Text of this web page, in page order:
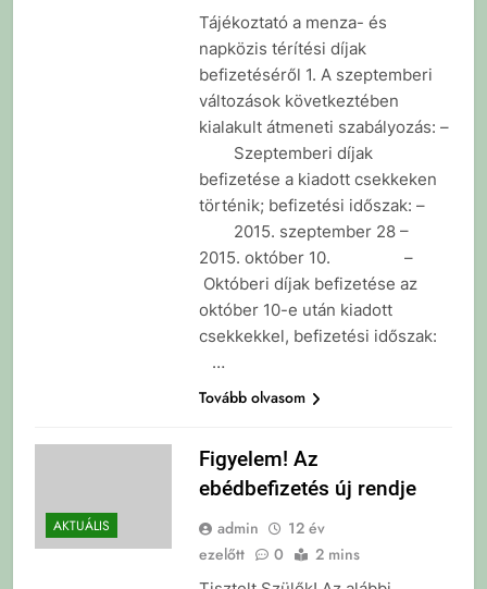
Tájékoztató a menza- és
napközis térítési díjak
befizetéséről 1. A szeptemberi
változások következtében
kialakult átmeneti szabályozás: –
Szeptemberi díjak
befizetése a kiadott csekkeken
történik; befizetési időszak: –
2015. szeptember 28 –
2015. október 10. –
Októberi díjak befizetése az
október 10-e után kiadott
csekkekkel, befizetési időszak:
…
Tovább olvasom
AKTUÁLIS
Figyelem! Az
ebédbefizetés új rendje
admin
12 év
ezelőtt
0 2 mins